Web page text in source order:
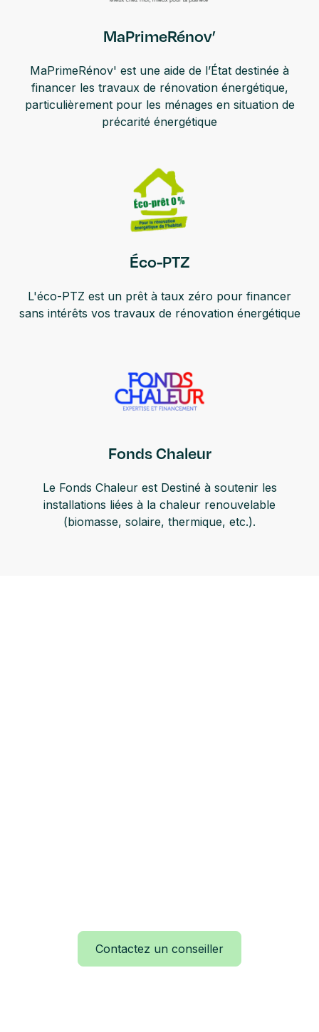
MaPrimeRénov’
MaPrimeRénov' est une aide de l’État destinée à
financer les travaux de rénovation énergétique,
particulièrement pour les ménages en situation de
précarité énergétique
Éco-PTZ
L'éco-PTZ est un prêt à taux zéro pour financer
sans intérêts vos travaux de rénovation énergétique
Fonds Chaleur
Le Fonds Chaleur est Destiné à soutenir les
installations liées à la chaleur renouvelable
(biomasse, solaire, thermique, etc.).
Contactez un conseiller